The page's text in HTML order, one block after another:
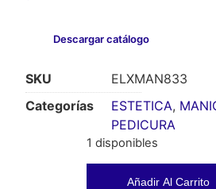
Descargar catálogo
SKU
ELXMAN833
Categorías
ESTETICA,
PEDICURA
1 disponibles
Añadir Al Carrito